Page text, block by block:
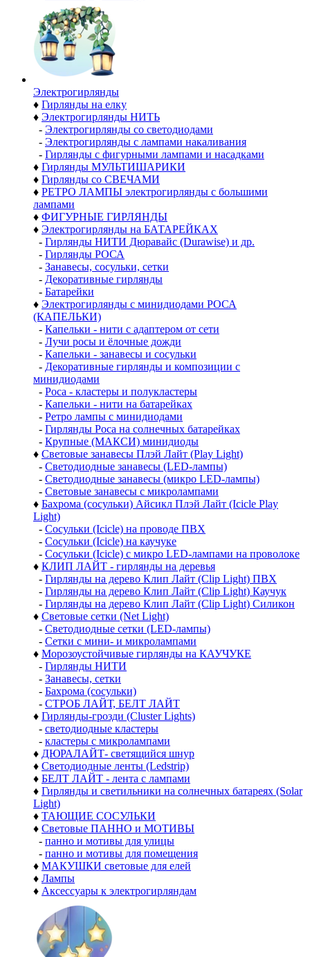
Электро­гирлянды
♦ Гирлянды на елку
♦ Электрогирлянды НИТЬ
- Электрогирлянды со светодиодами
- Электрогирлянды с лампами накаливания
- Гирлянды с фигурными лампами и насадками
♦ Гирлянды МУЛЬТИШАРИКИ
♦ Гирлянды со СВЕЧАМИ
♦ РЕТРО ЛАМПЫ электрогирлянды с большими
лампами
♦ ФИГУРНЫЕ ГИРЛЯНДЫ
♦ Электрогирлянды на БАТАРЕЙКАХ
- Гирлянды НИТИ Дюравайс (Durawise) и др.
- Гирлянды РОСА
- Занавесы, сосульки, сетки
- Декоративные гирлянды
- Батарейки
♦ Электрогирлянды с минидиодами РОСА
(КАПЕЛЬКИ)
- Капельки - нити с адаптером от сети
- Лучи росы и ёлочные дожди
- Капельки - занавесы и сосульки
- Декоративные гирлянды и композиции с
минидиодами
- Роса - кластеры и полукластеры
- Капельки - нити на батарейках
- Ретро лампы с минидиодами
- Гирлянды Роса на солнечных батарейках
- Крупные (МАКСИ) минидиоды
♦ Световые занавесы Плэй Лайт (Play Light)
- Светодиодные занавесы (LED-лампы)
- Светодиодные занавесы (микро LED-лампы)
- Световые занавесы с микролампами
♦ Бахрома (сосульки) Айсикл Плэй Лайт (Icicle Play
Light)
- Сосульки (Icicle) на проводе ПВХ
- Сосульки (Icicle) на каучуке
- Сосульки (Icicle) с микро LED-лампами на проволоке
♦ КЛИП ЛАЙТ - гирлянды на деревья
- Гирлянды на дерево Клип Лайт (Clip Light) ПВХ
- Гирлянды на дерево Клип Лайт (Clip Light) Каучук
- Гирлянды на дерево Клип Лайт (Clip Light) Силикон
♦ Световые сетки (Net Light)
- Светодиодные сетки (LED-лампы)
- Сетки с мини- и микролампами
♦ Морозоустойчивые гирлянды на КАУЧУКЕ
- Гирлянды НИТИ
- Занавесы, сетки
- Бахрома (сосульки)
- СТРОБ ЛАЙТ, БЕЛТ ЛАЙТ
♦ Гирлянды-грозди (Cluster Lights)
- светодиодные кластеры
- кластеры с микролампами
♦ ДЮРАЛАЙТ- светящийся шнур
♦ Светодиодные ленты (Ledstrip)
♦ БЕЛТ ЛАЙТ - лента с лампами
♦ Гирлянды и светильники на солнечных батареях (Solar
Light)
♦ ТАЮЩИЕ СОСУЛЬКИ
♦ Световые ПАННО и МОТИВЫ
- панно и мотивы для улицы
- панно и мотивы для помещения
♦ МАКУШКИ световые для елей
♦ Лампы
♦ Аксессуары к электрогирляндам